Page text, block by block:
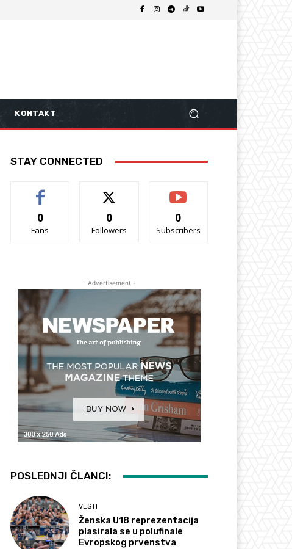
KONTAKT
STAY CONNECTED
0
Fans
0
Followers
0
Subscribers
- Advertisement -
POSLEDNJI ČLANCI:
VESTI
Ženska U18 reprezentacija
plasirala se u polufinale
Evropskog prvenstva